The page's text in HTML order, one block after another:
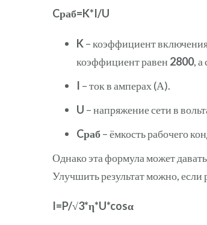
Cраб=K*I/U
K– коэффициент
коэффициент равен 2800, а
I – ток в амперах (А).
U – напряжение сети в
Cраб– ёмкость рабочего
Однако эта формула может
Улучшить результат можно,
I=P/√3*η*U*cosα